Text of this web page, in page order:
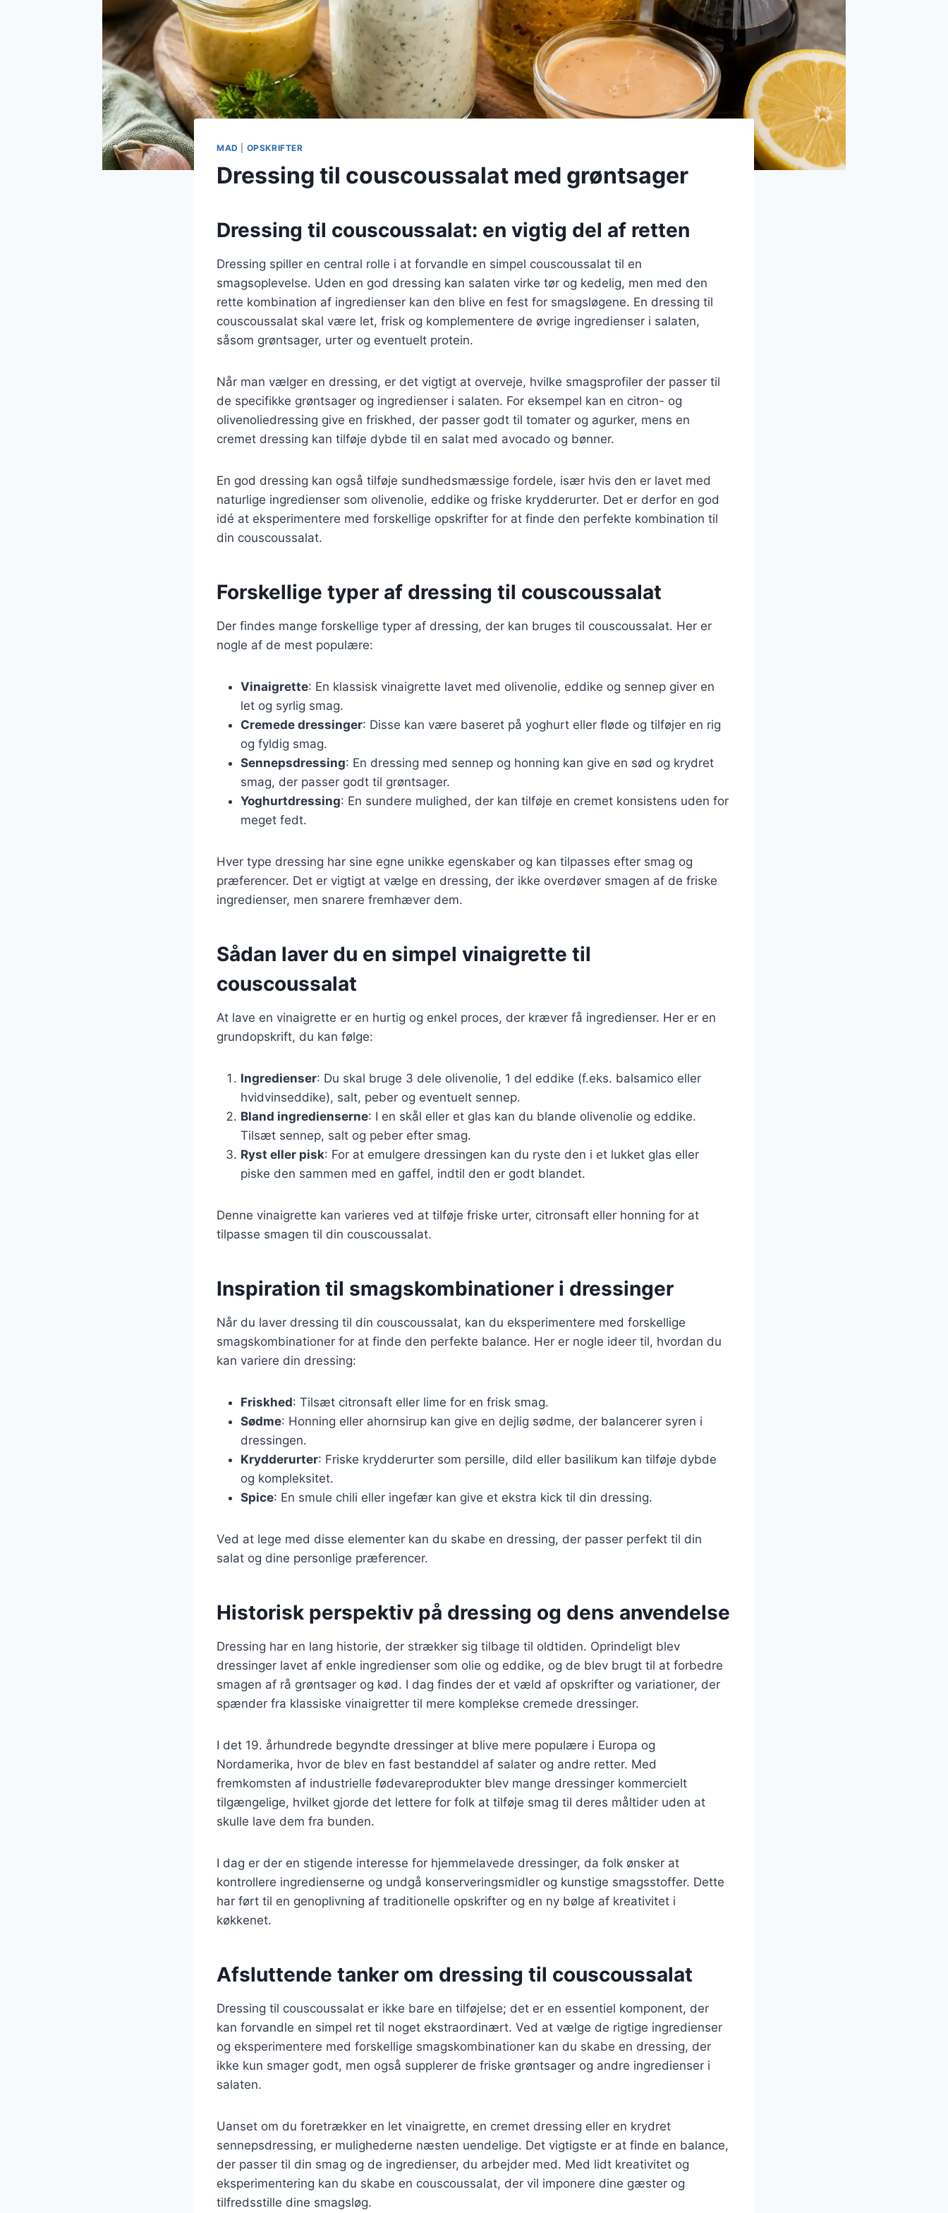
MAD OPSKRIFTER
Dressing til couscoussalat med grøntsager
Dressing til couscoussalat: en vigtig del af retten
Dressing spiller en central rolle i at forvandle en simpel couscoussalat til en
smagsoplevelse. Uden en god dressing kan salaten virke tør og kedelig, men med den
rette kombination af ingredienser kan den blive en fest for smagsløgene. En dressing til
couscoussalat skal være let, frisk og komplementere de øvrige ingredienser i salaten,
såsom grøntsager, urter og eventuelt protein.
Når man vælger en dressing, er det vigtigt at overveje, hvilke smagsprofiler der passer til
de specifikke grøntsager og ingredienser i salaten. For eksempel kan en citron- og
olivenoliedressing give en friskhed, der passer godt til tomater og agurker, mens en
cremet dressing kan tilføje dybde til en salat med avocado og bønner.
En god dressing kan også tilføje sundhedsmæssige fordele, især hvis den er lavet med
naturlige ingredienser som olivenolie, eddike og friske krydderurter. Det er derfor en god
idé at eksperimentere med forskellige opskrifter for at finde den perfekte kombination til
din couscoussalat.
Forskellige typer af dressing til couscoussalat
Der findes mange forskellige typer af dressing, der kan bruges til couscoussalat. Her er
nogle af de mest populære:
Vinaigrette: En klassisk vinaigrette lavet med olivenolie, eddike og sennep giver en
let og syrlig smag.
Cremede dressinger: Disse kan være baseret på yoghurt eller fløde og tilføjer en rig
og fyldig smag.
Sennepsdressing: En dressing med sennep og honning kan give en sød og krydret
smag, der passer godt til grøntsager.
Yoghurtdressing: En sundere mulighed, der kan tilføje en cremet konsistens uden for
meget fedt.
Hver type dressing har sine egne unikke egenskaber og kan tilpasses efter smag og
præferencer. Det er vigtigt at vælge en dressing, der ikke overdøver smagen af de friske
ingredienser, men snarere fremhæver dem.
Sådan laver du en simpel vinaigrette til
couscoussalat
At lave en vinaigrette er en hurtig og enkel proces, der kræver få ingredienser. Her er en
grundopskrift, du kan følge:
Ingredienser: Du skal bruge 3 dele olivenolie, 1 del eddike (f.eks. balsamico eller
hvidvinseddike), salt, peber og eventuelt sennep.
Bland ingredienserne: I en skål eller et glas kan du blande olivenolie og eddike.
Tilsæt sennep, salt og peber efter smag.
Ryst eller pisk: For at emulgere dressingen kan du ryste den i et lukket glas eller
piske den sammen med en gaffel, indtil den er godt blandet.
Denne vinaigrette kan varieres ved at tilføje friske urter, citronsaft eller honning for at
tilpasse smagen til din couscoussalat.
Inspiration til smagskombinationer i dressinger
Når du laver dressing til din couscoussalat, kan du eksperimentere med forskellige
smagskombinationer for at finde den perfekte balance. Her er nogle ideer til, hvordan du
kan variere din dressing:
Friskhed: Tilsæt citronsaft eller lime for en frisk smag.
Sødme: Honning eller ahornsirup kan give en dejlig sødme, der balancerer syren i
dressingen.
Krydderurter: Friske krydderurter som persille, dild eller basilikum kan tilføje dybde
og kompleksitet.
Spice: En smule chili eller ingefær kan give et ekstra kick til din dressing.
Ved at lege med disse elementer kan du skabe en dressing, der passer perfekt til din
salat og dine personlige præferencer.
Historisk perspektiv på dressing og dens anvendelse
Dressing har en lang historie, der strækker sig tilbage til oldtiden. Oprindeligt blev
dressinger lavet af enkle ingredienser som olie og eddike, og de blev brugt til at forbedre
smagen af rå grøntsager og kød. I dag findes der et væld af opskrifter og variationer, der
spænder fra klassiske vinaigretter til mere komplekse cremede dressinger.
I det 19. århundrede begyndte dressinger at blive mere populære i Europa og
Nordamerika, hvor de blev en fast bestanddel af salater og andre retter. Med
fremkomsten af industrielle fødevareprodukter blev mange dressinger kommercielt
tilgængelige, hvilket gjorde det lettere for folk at tilføje smag til deres måltider uden at
skulle lave dem fra bunden.
I dag er der en stigende interesse for hjemmelavede dressinger, da folk ønsker at
kontrollere ingredienserne og undgå konserveringsmidler og kunstige smagsstoffer. Dette
har ført til en genoplivning af traditionelle opskrifter og en ny bølge af kreativitet i
køkkenet.
Afsluttende tanker om dressing til couscoussalat
Dressing til couscoussalat er ikke bare en tilføjelse; det er en essentiel komponent, der
kan forvandle en simpel ret til noget ekstraordinært. Ved at vælge de rigtige ingredienser
og eksperimentere med forskellige smagskombinationer kan du skabe en dressing, der
ikke kun smager godt, men også supplerer de friske grøntsager og andre ingredienser i
salaten.
Uanset om du foretrækker en let vinaigrette, en cremet dressing eller en krydret
sennepsdressing, er mulighederne næsten uendelige. Det vigtigste er at finde en balance,
der passer til din smag og de ingredienser, du arbejder med. Med lidt kreativitet og
eksperimentering kan du skabe en couscoussalat, der vil imponere dine gæster og
tilfredsstille dine smagsløg.